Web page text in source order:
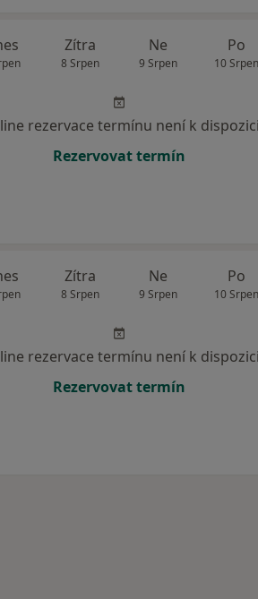
Zítra
8 Srpen
Ne
9 Srpen
Po
10 Srpen
rezervace termínu není k dispozici
Rezervovat termín
Zítra
8 Srpen
Ne
9 Srpen
Po
10 Srpen
rezervace termínu není k dispozici
Rezervovat termín